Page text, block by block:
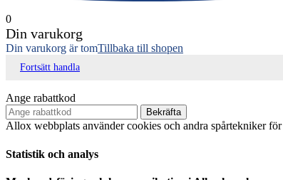
0
Din varukorg
Din varukorg är tomTillbaka till shopen
Fortsätt handla
Ange rabattkod
Bekräfta
Allox webbplats använder cookies och andra spårtekniker
Statistik och analys